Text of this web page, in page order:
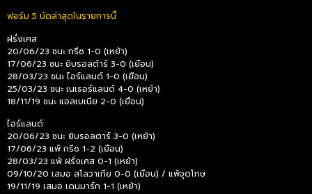
ฟอร์ม 5 นัดล่าสุดในรายการนี้
ฝรั่งเศส
20/06/23 ชนะ กรีซ 1-0 (เหย้า)
17/06/23 ชนะ ยิบรอลต้าร์ 3-0 (เยือน)
28/03/23 ชนะ ไอร์แลนด์ 1-0 (เยือน)
25/03/23 ชนะ เนเธอร์แลนด์ 4-0 (เหย้า)
18/11/19 ชนะ แอลเบเนีย 2-0 (เยือน)
ไอร์แลนด์
20/06/23 ชนะ ยิบรอลตาร์ 3-0 (เหย้า)
17/06/23 แพ้ กรีซ 1-2 (เยือน)
28/03/23 แพ้ ฝรั่งเศส 0-1 (เหย้า)
09/10/20 เสมอ สโลวาเกีย 0-0 (เยือน) / แพ้จุดโทษ
19/11/19 เสมอ เดนมาร์ก 1-1 (เหย้า)